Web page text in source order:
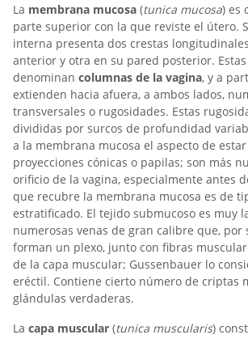
La membrana mucosa (tunica mucosa) es
parte superior con la que reviste el útero.
interna presenta dos crestas
anterior y otra en su pared posterior. Estas
denominan columnas de la vagina, y a
extienden hacia afuera, a ambos lados,
transversales o rugosidades. Estas
divididas por surcos de profundidad
a la membrana mucosa el aspecto de
proyecciones cónicas o papilas; son más
orificio de la vagina, especialmente antes
que recubre la membrana mucosa es de
estratificado. El tejido submucoso es muy
numerosas venas de gran calibre que, por
forman un plexo, junto con fibras
de la capa muscular; Gussenbauer lo
eréctil. Contiene cierto número de criptas
glándulas verdaderas.
La capa muscular (tunica muscularis)